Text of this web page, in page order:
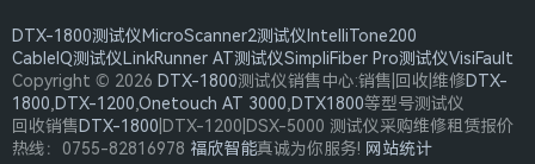
DTX-1800测试仪MicroScanner2测试仪IntelliTone200
CableIQ测试仪LinkRunner AT测试仪SimpliFiber Pro测试仪VisiFault
Copyright © 2026 DTX-1800测试仪销售中心:销售|回收|维修DTX-
1800,DTX-1200,Onetouch AT 3000,DTX1800等型号测试仪
回收销售DTX-1800|DTX-1200|DSX-5000 测试仪采购维修租赁报价
热线：0755-82816978 福欣智能真诚为你服务! 网站统计